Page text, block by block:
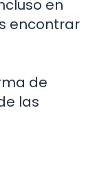
en
encontrar
de
las